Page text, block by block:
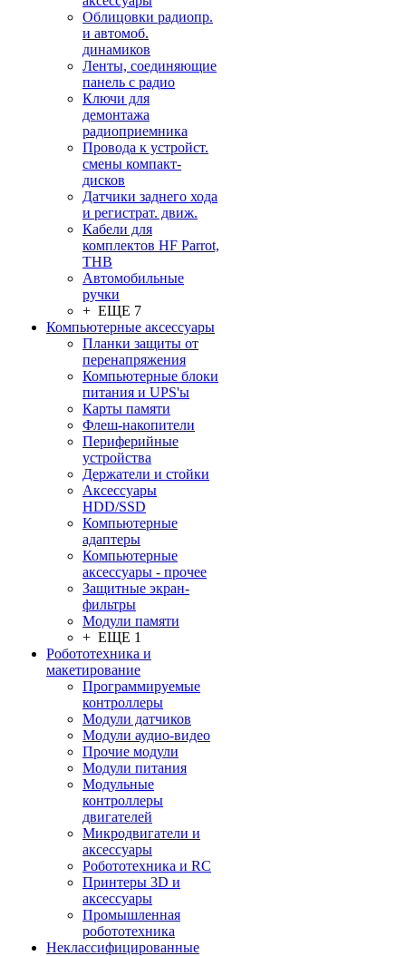
Облицовки радиопр.
и автомоб.
динамиков
Ленты, соединяющие
панель с радио
Ключи для
демонтажа
радиоприемника
Провода к устройст.
смены компакт-
дисков
Датчики заднего хода
и регистрат. движ.
Кабели для
комплектов HF Parrot,
THB
Автомобильные
ручки
+ ЕЩЕ 7
Компьютерные аксессуары
Планки защиты от
перенапряжения
Компьютерные блоки
питания и UPS'ы
Карты памяти
Флеш-накопители
Периферийные
устройства
Держатели и стойки
Аксессуары
HDD/SSD
Компьютерные
адаптеры
Компьютерные
аксессуары - прочее
Защитные экран-
фильтры
Модули памяти
+ ЕЩЕ 1
Робототехника и
макетирование
Программируемые
контроллеры
Модули датчиков
Модули аудио-видео
Прочие модули
Модули питания
Модульные
контроллеры
двигателей
Микродвигатели и
аксессуары
Робототехника и RC
Принтеры 3D и
аксессуары
Промышленная
робототехника
Неклассифицированные